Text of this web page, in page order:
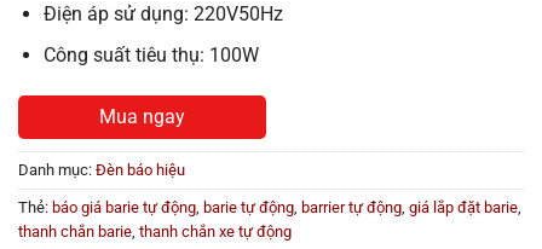
Điện áp sử dụng: 220V50Hz
Công suất tiêu thụ: 100W
Mua ngay
Danh mục: Đèn báo hiệu
Thẻ: báo giá barie tự động barie tự động barrier tự động giá lắp đặt barie
thanh chắn barie thanh chắn xe tự động